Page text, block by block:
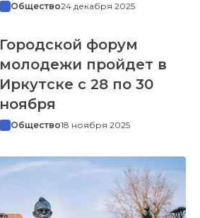
Общество24 декабря 2025
Городской форум
молодежи пройдет в
Иркутске с 28 по 30
ноября
Общество18 ноября 2025